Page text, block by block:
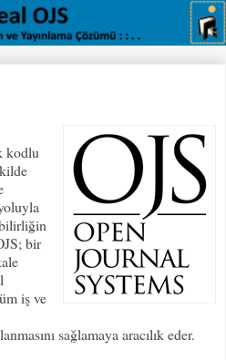
kodlu
bir
iş ve
sağlamaya aracılık eder.